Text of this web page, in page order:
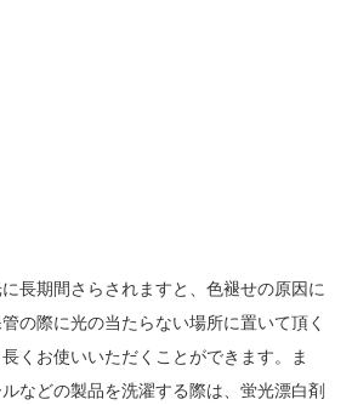
長期間さらされますと、色褪せの原因に
の際に光の当たらない場所に置いて頂く
くお使いいただくことができます。ま
などの製品を洗濯する際は、蛍光漂白剤